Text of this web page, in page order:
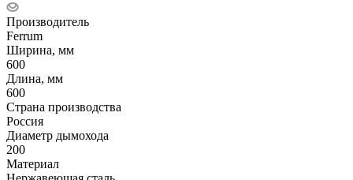
Производитель
Ferrum
Ширина, мм
600
Длина, мм
600
Страна производства
Россия
Диаметр дымохода
200
Материал